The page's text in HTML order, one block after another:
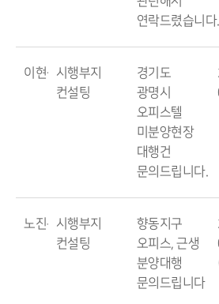
연락드렸습니다.
이현석시행부지
컨설팅
경기도
광명시
오피스텔
미분양현장
대행건
문의드립니다.
노진구시행부지
컨설팅
향동지구
오피스, 근생
분양대행
문의드립니다